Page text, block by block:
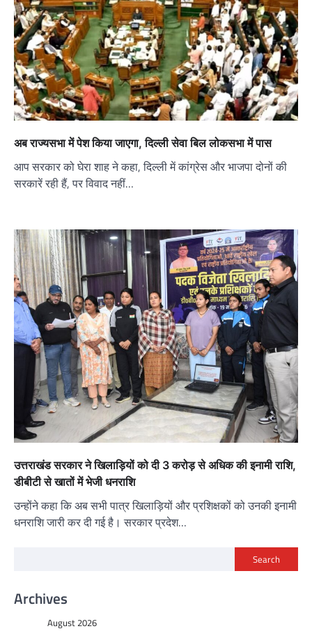
अब राज्यसभा में पेश किया जाएगा, दिल्ली सेवा बिल लोकसभा में पास
आप सरकार को घेरा शाह ने कहा, दिल्ली में कांग्रेस और भाजपा दोनों की
सरकारें रही हैं, पर विवाद नहीं…
उत्तराखंड सरकार ने खिलाड़ियों को दी 3 करोड़ से अधिक की इनामी राशि,
डीबीटी से खातों में भेजी धनराशि
उन्होंने कहा कि अब सभी पात्र खिलाड़ियों और प्रशिक्षकों को उनकी इनामी
धनराशि जारी कर दी गई है। सरकार प्रदेश…
Search
Archives
August 2026